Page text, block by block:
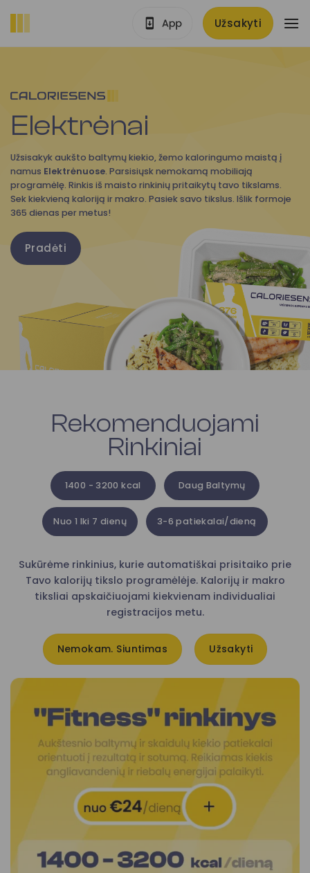
Užsakyti
Elektrėnai
Užsisakyk aukšto baltymų kiekio, žemo kaloringumo maistą į
namus Elektrėnuose. Parsisiųsk nemokamą mobiliają
programėlę. Rinkis iš maisto rinkinių pritaikytų tavo tikslams.
Sek kiekvieną kaloriją ir makro. Pasiek savo tikslus. Išlik formoje
365 dienas per metus!
Pradėti
Rekomenduojami
Rinkiniai
1400 - 3200 kcal Daug Baltymų
Nuo 1 Iki 7 dienų 3-6 patiekalai/dieną
Sukūrėme rinkinius, kurie automatiškai prisitaiko prie
Tavo kalorijų tikslo programėlėje. Kalorijų ir makro
tiksliai apskaičiuojami kiekvienam individualiai
registracijos metu.
Nemokam. Siuntimas Užsakyti